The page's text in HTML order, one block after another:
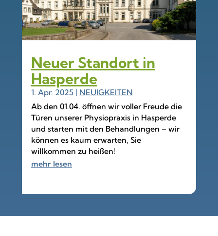
Neuer Standort in
Hasperde
1. Apr. 2025| NEUIGKEITEN
Ab den 01.04. öffnen wir voller Freude die
Türen unserer Physiopraxis in Hasperde
und starten mit den Behandlungen – wir
können es kaum erwarten, Sie
willkommen zu heißen!
mehr lesen